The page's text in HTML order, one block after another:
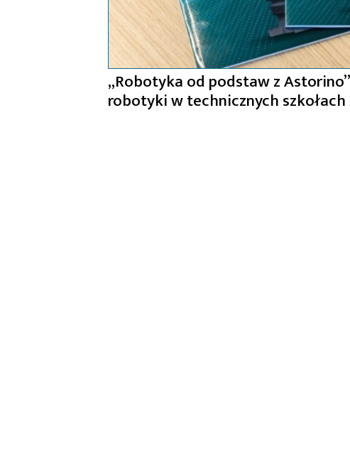
„Robotyka od podstaw z
robotyki w technicznych